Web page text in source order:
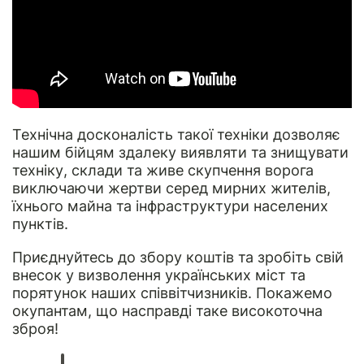
Технічна досконалість такої техніки дозволяє
нашим бійцям здалеку виявляти та знищувати
техніку, склади та живе скупчення ворога
виключаючи жертви серед мирних жителів,
їхнього майна та інфраструктури населених
пунктів.
Приєднуйтесь до збору коштів та зробіть свій
внесок у визволення українських міст та
порятунок наших співвітчизників. Покажемо
окупантам, що насправді таке високоточна
зброя!